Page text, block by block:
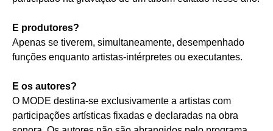
E produtores?
Apenas se tiverem, simultaneamente, desempenhado
funções enquanto artistas‑intérpretes ou executantes.
E os autores?
O MODE destina‑se exclusivamente a artistas com
participações artísticas fixadas e declaradas na obra